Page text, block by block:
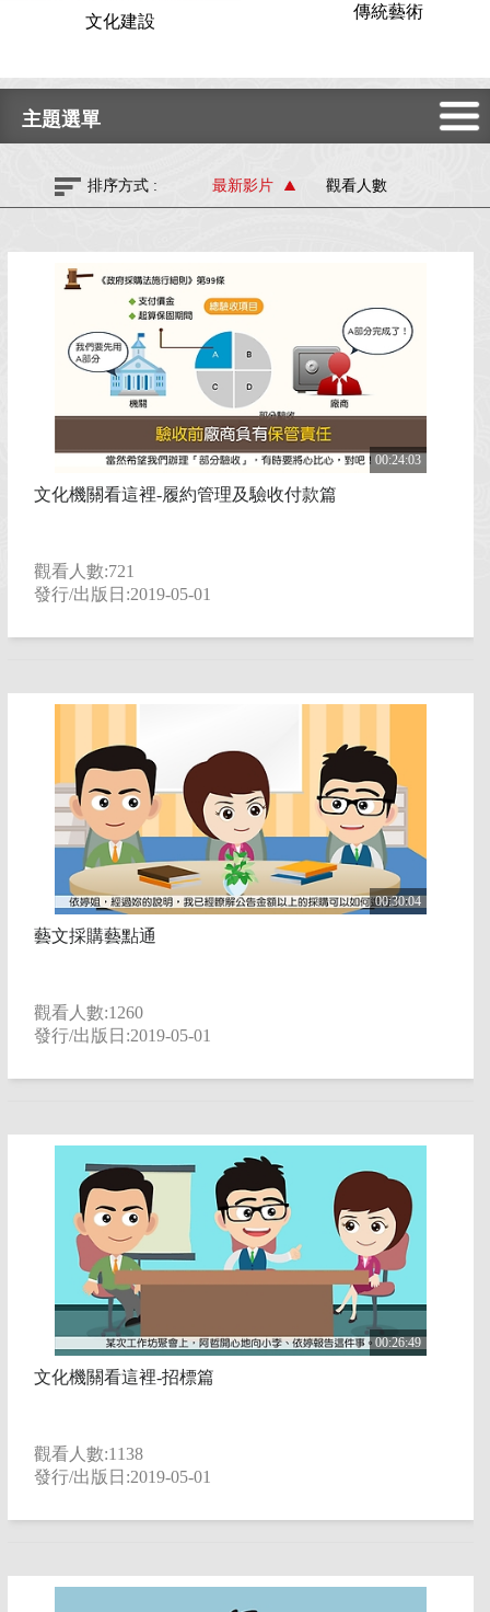
文化建設
傳統藝術
主題選單
全部
傳統藝術
文化資產
臺灣工藝
臺灣美術
臺灣歷史
藝術教育
排序方式 : 最新影片 觀看人數
00:24:03
文化機關看這裡-履約管理及驗收付款篇
觀看人數:721
發行/出版日:2019-05-01
00:30:04
藝文採購藝點通
觀看人數:1260
發行/出版日:2019-05-01
00:26:49
文化機關看這裡-招標篇
觀看人數:1138
發行/出版日:2019-05-01